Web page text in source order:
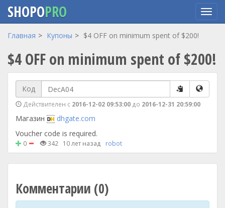
Перейти
основному
содержанию
SHOPOPRO
Главная Купоны $4 OFF on minimum spent of $200!
$4 OFF on minimum spent of $200!
Код
Действителен с 2016-12-02 09:53:00 до 2016-12-31 20:59:00
Магазин
dhgate.com
Voucher code is required.
0 342 10 лет назад robot
Комментарии (0)